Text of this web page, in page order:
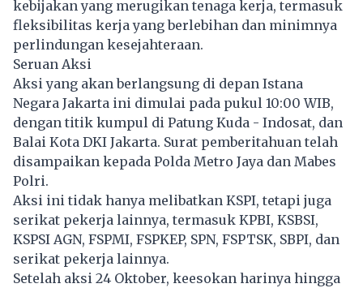
kebijakan yang merugikan tenaga kerja, termasuk
fleksibilitas kerja yang berlebihan dan minimnya
perlindungan kesejahteraan.
Seruan Aksi
Aksi yang akan berlangsung di depan Istana
Negara Jakarta ini dimulai pada pukul 10:00 WIB,
dengan titik kumpul di Patung Kuda - Indosat, dan
Balai Kota DKI Jakarta. Surat pemberitahuan telah
disampaikan kepada Polda Metro Jaya dan Mabes
Polri.
Aksi ini tidak hanya melibatkan KSPI, tetapi juga
serikat pekerja lainnya, termasuk KPBI, KSBSI,
KSPSI AGN, FSPMI, FSPKEP, SPN, FSPTSK, SBPI, dan
serikat pekerja lainnya.
Setelah aksi 24 Oktober, keesokan harinya hingga